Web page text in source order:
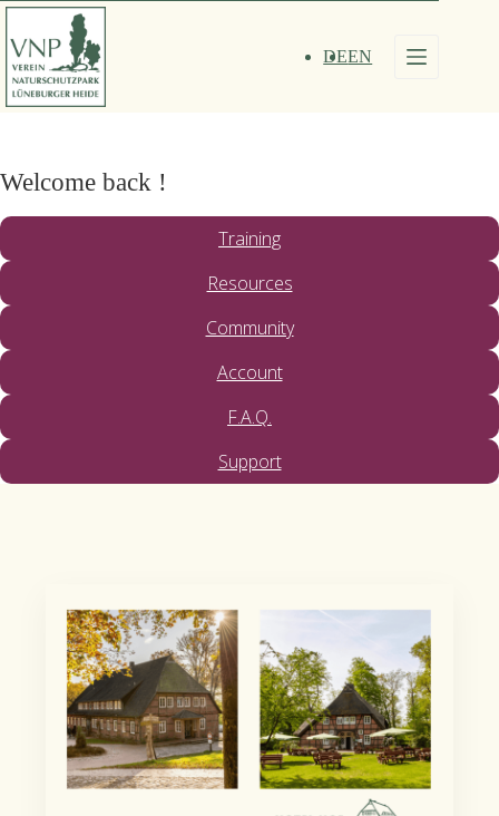
Zum
springen
DEEN
Welcome back !
Training
Resources
Community
Account
F.A.Q.
Support